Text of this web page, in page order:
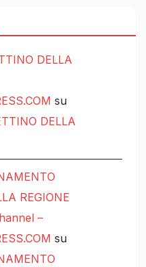
DELLA
su
DELLA
REGIONE
–
su